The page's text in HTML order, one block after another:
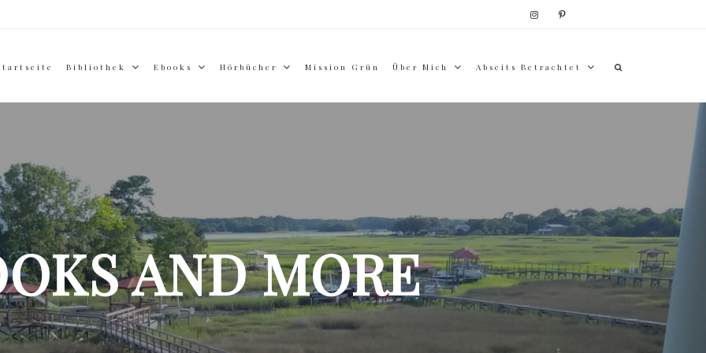
Bibliothek Ebooks Hörbücher Mission Grün Über Mich Abseits Betrachtet
AND MORE